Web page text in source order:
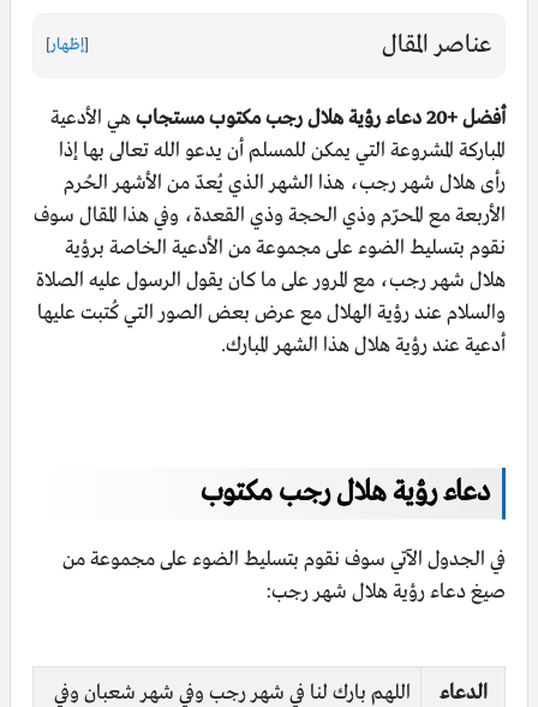
عناصر المقال [إظهار]
أفضل +20 دعاء رؤية هلال رجب مكتوب مستجاب
هي الأدعية
المباركة المشروعة التي يمكن للمسلم أن يدعو الله تعالى بها إذا
رأى هلال شهر رجب، هذا الشهر الذي يُعدّ من الأشهر الحُرم
الأربعة مع المحرّم وذي الحجة وذي القعدة، وفي هذا المقال سوف
نقوم بتسليط الضوء على مجموعة من الأدعية الخاصة برؤية
هلال شهر رجب، مع المرور على ما كان يقول الرسول عليه الصلاة
والسلام عند رؤية الهلال مع عرض بعض الصور التي كُتبت عليها
أدعية عند رؤية هلال هذا الشهر المبارك.
دعاء رؤية هلال رجب مكتوب
في الجدول الآتي سوف نقوم بتسليط الضوء على مجموعة من
صيغ دعاء رؤية هلال شهر رجب:
الدعاء
اللهم بارك لنا في شهر رجب وفي شهر شعبان وفي